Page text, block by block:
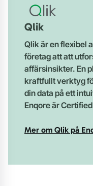
Qlik
Qlik är en flexibel
företag att att
affärsinsikter. En
kraftfullt verktyg
din data på ett
Enqore är
Mer om Qlik på